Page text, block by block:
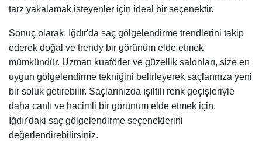
tarz yakalamak isteyenler için ideal bir seçenektir.
Sonuç olarak, Iğdır'da saç gölgelendirme trendlerini takip
ederek doğal ve trendy bir görünüm elde etmek
mümkündür. Uzman kuaförler ve güzellik salonları, size en
uygun gölgelendirme tekniğini belirleyerek saçlarınıza yeni
bir soluk getirebilir. Saçlarınızda ışıltılı renk geçişleriyle
daha canlı ve hacimli bir görünüm elde etmek için,
Iğdır'daki saç gölgelendirme seçeneklerini
değerlendirebilirsiniz.